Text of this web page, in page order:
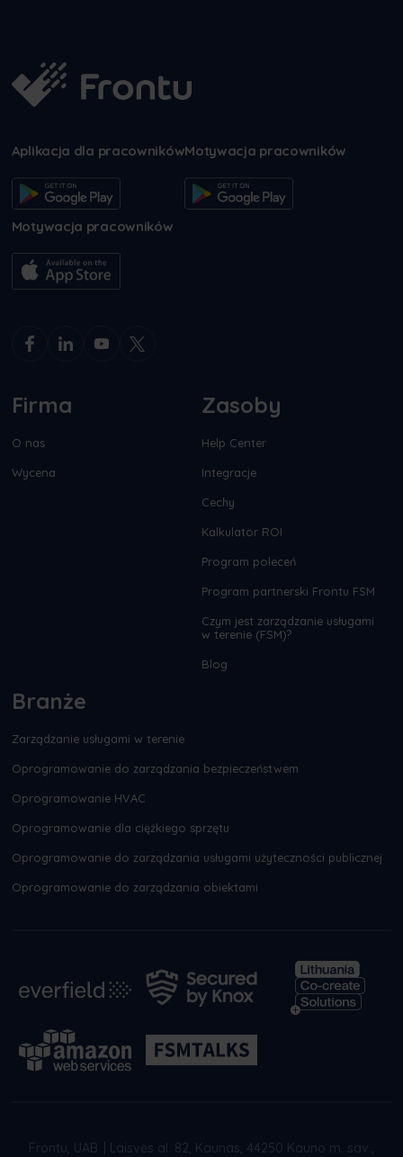
Aplikacja dla pracownikówMotywacja pracowników
Motywacja pracowników
Firma
O nas
Wycena
Zasoby
Help Center
Integracje
Cechy
Kalkulator ROI
Program poleceń
Program partnerski Frontu FSM
Czym jest zarządzanie usługami
w terenie (FSM)?
Blog
Branże
Zarządzanie usługami w terenie
Oprogramowanie do zarządzania bezpieczeństwem
Oprogramowanie HVAC
Oprogramowanie dla ciężkiego sprzętu
Oprogramowanie do zarządzania usługami użyteczności publicznej
Oprogramowanie do zarządzania obiektami
Frontu, UAB Laisvės al. 82, Kaunas, 44250 Kauno m. sav.,